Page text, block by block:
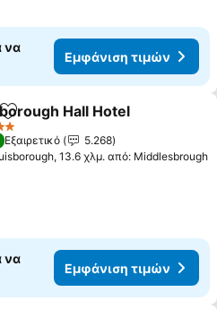
να
Εμφάνιση τιμών
Προσθήκη στα αγαπημένα
Hall Hotel
Εξαιρετικό
5.268
13.6 χλμ. από: Middlesbrough
να
Εμφάνιση τιμών